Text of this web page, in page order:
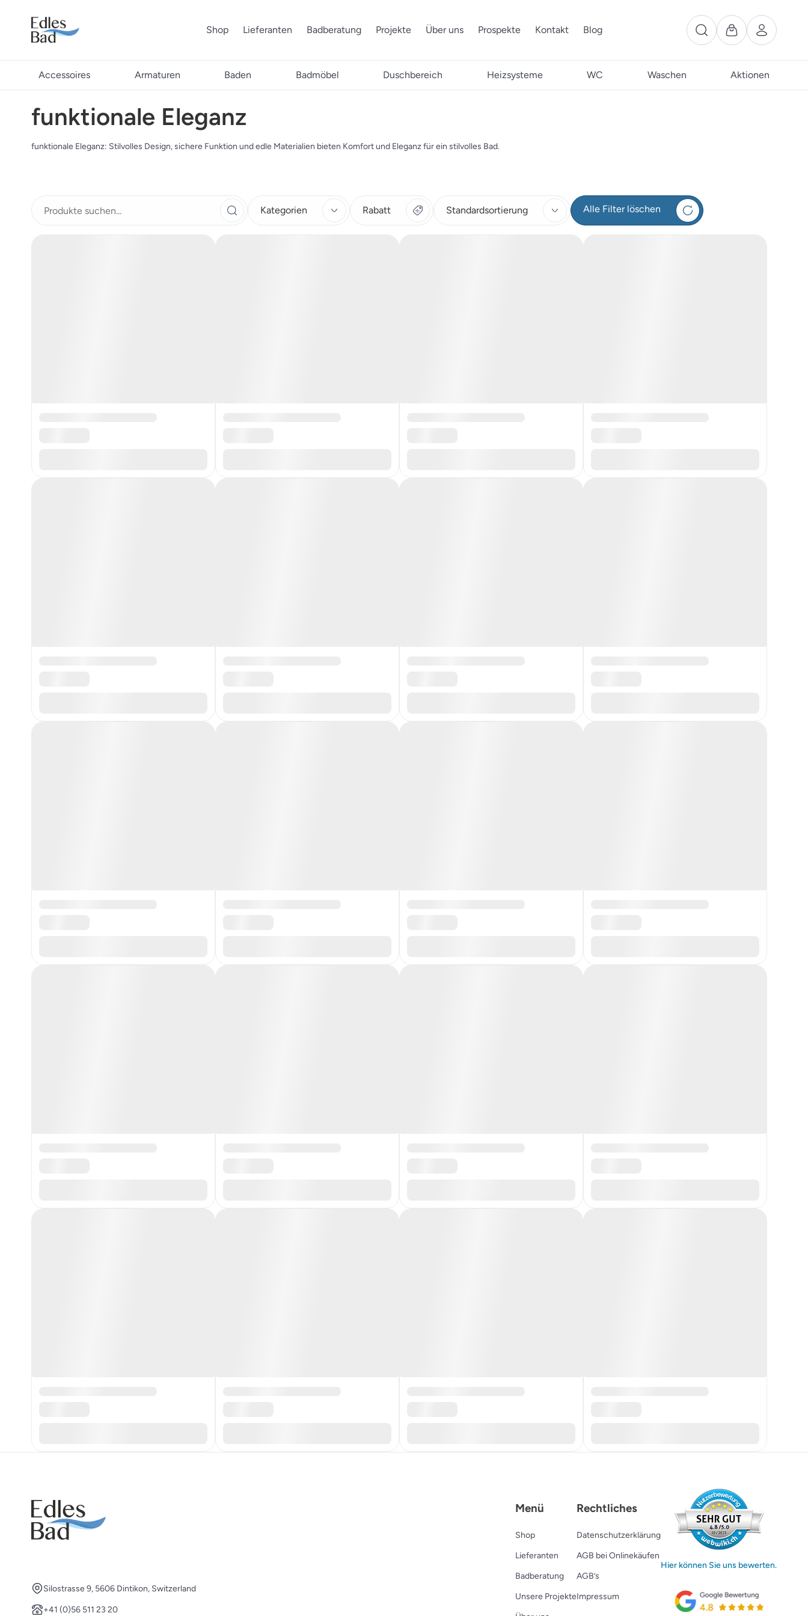
Shop Lieferanten Badberatung Projekte Über uns Prospekte Kontakt Blog
Accessoires Armaturen Baden Badmöbel Duschbereich Heizsysteme WC Waschen Aktionen
funktionale Eleganz
funktionale Eleganz: Stilvolles Design, sichere Funktion und edle Materialien bieten Komfort und Eleganz für ein stilvolles Bad.
Kategorien Rabatt Standardsortierung Alle Filter löschen
Silostrasse 9, 5606 Dintikon, Switzerland
+41 (0)56 511 23 20
Menü
Shop
Lieferanten
Badberatung
Unsere Projekte
Rechtliches
Datenschutzerklärung
AGB bei Onlinekäufen
AGB’s
Impressum
Hier können Sie uns bewerten.